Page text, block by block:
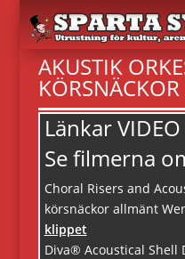
AKUSTIK
KÖRSNÄCKOR
Länkar VIDEO
Se filmerna
Choral Risers and
körsnäckor allmänt
klippet
Diva® Acoustical Shell